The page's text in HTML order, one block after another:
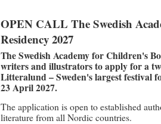
OPEN CALL The Swedish
Residency 2027
The Swedish Academy for Children's
writers and illustrators to apply for a
Litteralund – Sweden's largest
23 April 2027.
The application is open to established
literature from all Nordic countries.